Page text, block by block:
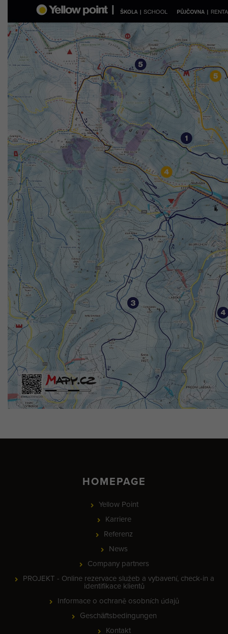
HOMEPAGE
Yellow Point
Karriere
Referenz
News
Company partners
PROJEKT - Online rezervace služeb a vybavení, check-in a
identifikace klientů
Informace o ochraně osobních údajů
Geschäftsbedingungen
Kontakt